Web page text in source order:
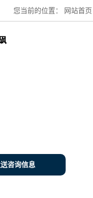
您当前的位置： 网站首页
咨询信息